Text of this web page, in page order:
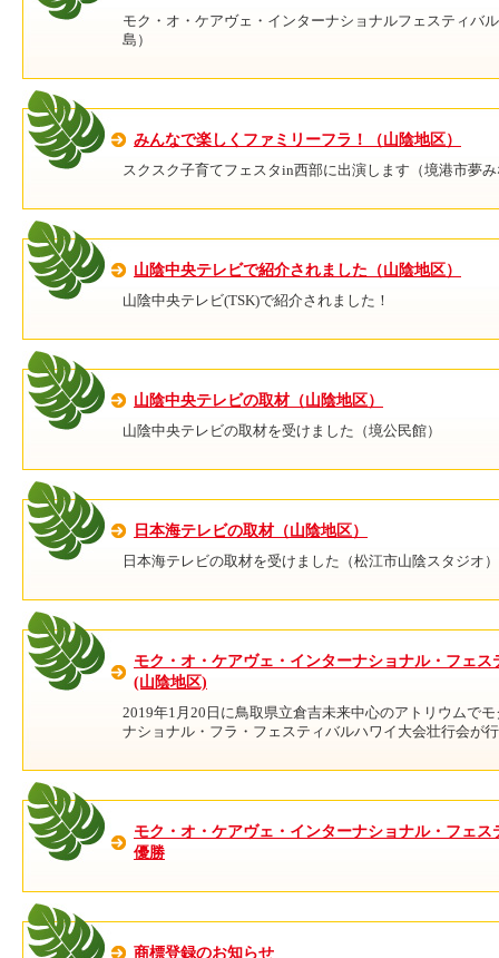
モク・オ・ケアヴェ・インターナショナルフェスティバ
島）
みんなで楽しくファミリーフラ！（山陰地区）
スクスク子育てフェスタin西部に出演します（境港市夢
山陰中央テレビで紹介されました（山陰地区）
山陰中央テレビ(TSK)で紹介されました！
山陰中央テレビの取材（山陰地区）
山陰中央テレビの取材を受けました（境公民館）
日本海テレビの取材（山陰地区）
日本海テレビの取材を受けました（松江市山陰スタジオ）
モク・オ・ケアヴェ・インターナショナル・フェ
(山陰地区)
2019年1月20日に鳥取県立倉吉未来中心のアトリウムで
ナショナル・フラ・フェスティバルハワイ大会壮行会が
モク・オ・ケアヴェ・インターナショナル・フェ
優勝
商標登録のお知らせ